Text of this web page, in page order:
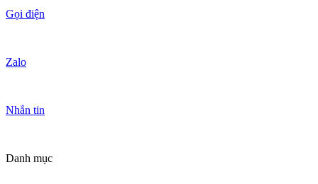
Gọi điện
Zalo
Nhắn tin
Danh mục